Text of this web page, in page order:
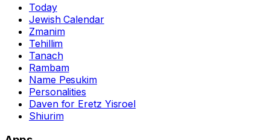
Today
Jewish Calendar
Zmanim
Tehillim
Tanach
Rambam
Name Pesukim
Personalities
Daven for Eretz Yisroel
Shiurim